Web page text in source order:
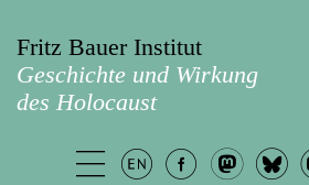
Fritz Bauer Institut
Geschichte und Wirkung
des Holocaust